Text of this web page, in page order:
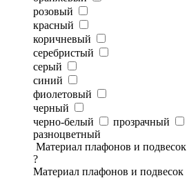
розовый
красный
коричневый
серебристый
серый
синий
фиолетовый
черный
черно-белый
прозрачный
разноцветный
Материал плафонов и подвесок
?
Материал плафонов и подвесок